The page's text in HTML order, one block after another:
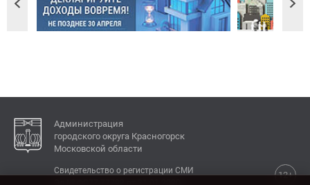
Администрация
городского округа Красногорск
Московской области
12+
Свидетельство о регистрации СМИ